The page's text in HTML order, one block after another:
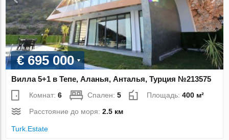
€ 695 000
Вилла 5+1 в Тепе, Аланья, Анталья, Турция №213575
Комнат:6 Спален:5 Площадь:400 м²
Расстояние до моря:2.5 км
Turk.Estate